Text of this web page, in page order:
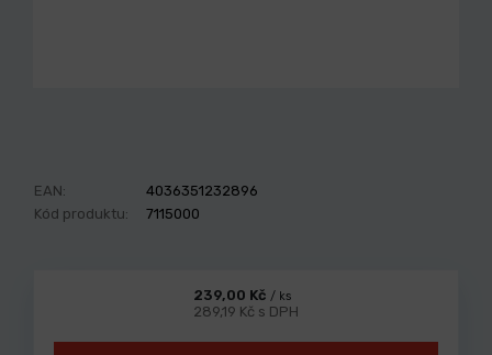
EAN:
4036351232896
Kód produktu:
7115000
239,00 Kč / ks
289,19 Kč s DPH